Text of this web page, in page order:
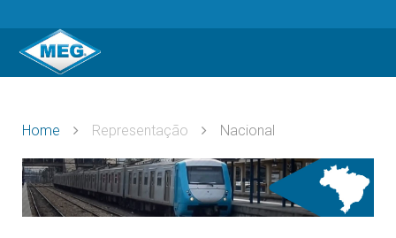
Home Representação Nacional